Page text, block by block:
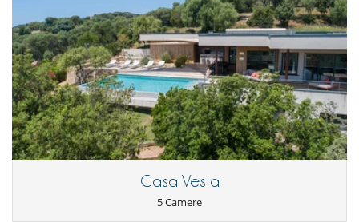
Casa Vesta
5 Camere